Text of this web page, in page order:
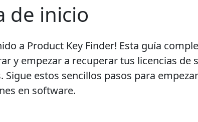
de inicio
a Product Key Finder! Esta guía
y empezar a recuperar tus licencias de
Sigue estos sencillos pasos para
en software.